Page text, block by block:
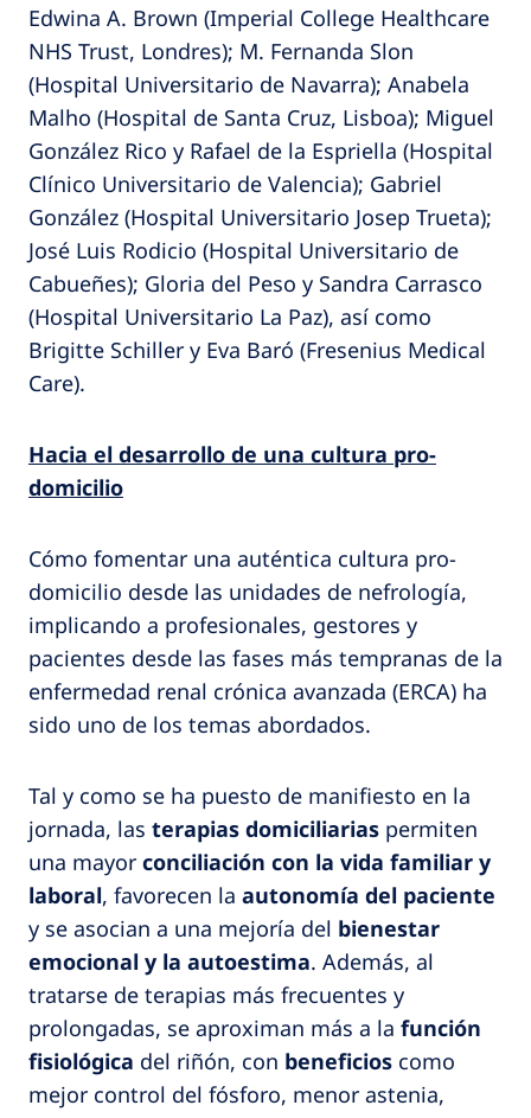
Edwina A. Brown (Imperial College Healthcare
NHS Trust, Londres); M. Fernanda Slon
(Hospital Universitario de Navarra); Anabela
Malho (Hospital de Santa Cruz, Lisboa); Miguel
González Rico y Rafael de la Espriella (Hospital
Clínico Universitario de Valencia); Gabriel
González (Hospital Universitario Josep Trueta);
José Luis Rodicio (Hospital Universitario de
Cabueñes); Gloria del Peso y Sandra Carrasco
(Hospital Universitario La Paz), así como
Brigitte Schiller y Eva Baró (Fresenius Medical
Care).
Hacia el desarrollo de una cultura pro-
domicilio
Cómo fomentar una auténtica cultura pro-
domicilio desde las unidades de nefrología,
implicando a profesionales, gestores y
pacientes desde las fases más tempranas de la
enfermedad renal crónica avanzada (ERCA) ha
sido uno de los temas abordados.
Tal y como se ha puesto de manifiesto en la
jornada, las terapias domiciliarias permiten
una mayor conciliación con la vida familiar y
laboral, favorecen la autonomía del paciente
y se asocian a una mejoría del bienestar
emocional y la autoestima. Además, al
tratarse de terapias más frecuentes y
prolongadas, se aproximan más a la función
fisiológica del riñón, con beneficios como
mejor control del fósforo, menor astenia,